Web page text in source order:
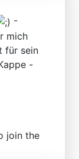
-
mich
für sein
-
join the